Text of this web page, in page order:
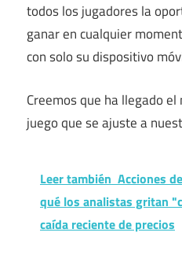
todos los jugadores la
ganar en cualquier
con solo su dispositivo
Creemos que ha llegado
juego que se ajuste a
Leer también Acciones
qué los analistas gritan
caída reciente de precios